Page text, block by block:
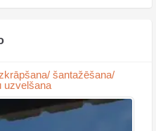
šantažēšana/
uzvelšana